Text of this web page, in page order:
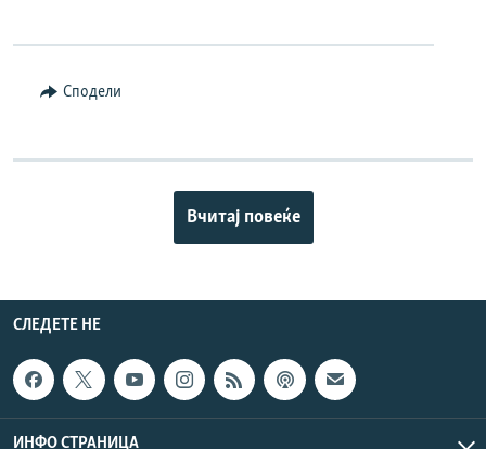
Сподели
Вчитај повеќе
СЛЕДЕТЕ НЕ
ИНФО СТРАНИЦА